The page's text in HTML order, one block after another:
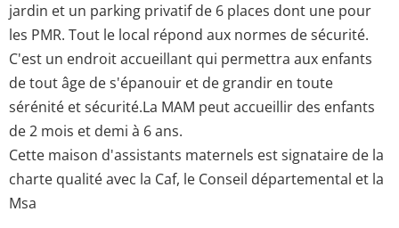
jardin et un parking privatif de 6 places dont une pour
les PMR. Tout le local répond aux normes de sécurité.
C'est un endroit accueillant qui permettra aux enfants
de tout âge de s'épanouir et de grandir en toute
sérénité et sécurité.La MAM peut accueillir des enfants
de 2 mois et demi à 6 ans.
Cette maison d'assistants maternels est signataire de la
charte qualité avec la Caf, le Conseil départemental et la
Msa